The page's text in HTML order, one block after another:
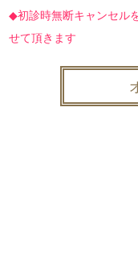
◆初診時無断キャンセル
せて頂きます